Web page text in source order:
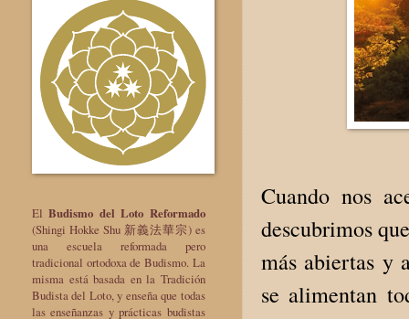
Cuando nos
descubrimos
más abiertas y
se alimentan
ElBudismo del Loto Reformado
(Shingi Hokke Shu 新義法華宗) es
una escuela reformada pero
tradicional ortodoxa de Budismo. La
misma está basada en la Tradición
Budista del Loto, y enseña que todas
las enseñanzas y prácticas budistas